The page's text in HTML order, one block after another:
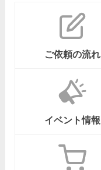
ご依頼の流れ
イベント情報